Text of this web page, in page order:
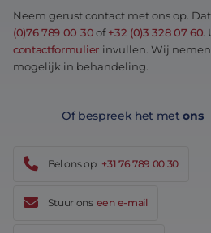
Neem gerust contact met ons op.
(0)76 789 00 30of+32 (0)3 328 07 60.
contactformulier invullen. Wij
mogelijk in behandeling.
Of bespreek het metons
Bel ons op: +31 76 789 00 30
Stuur ons een e-mail